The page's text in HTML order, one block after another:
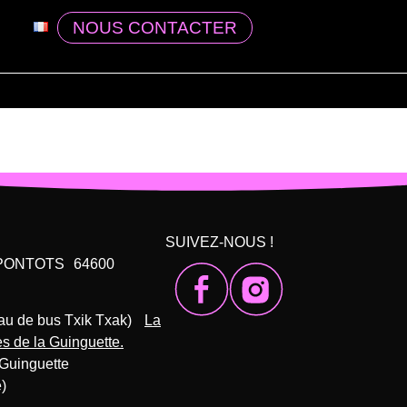
NOUS CONTACTER
64600
de bus Txik Txak)
La
de la Guinguette.
SUIVEZ-NOUS !